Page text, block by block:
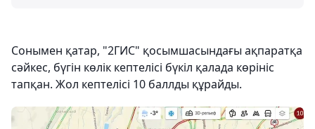
Сонымен қатар, "2ГИС" қосымшасындағы ақпаратқа
сәйкес, бүгін көлік кептелісі бүкіл қалада көрініс
тапқан. Жол кептелісі 10 баллды құрайды.